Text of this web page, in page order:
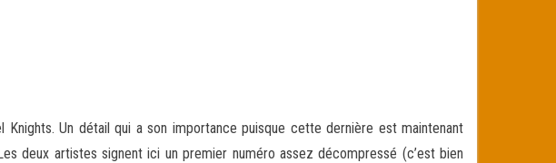
Un détail qui a son importance puisque cette dernière est maintenant
deux artistes signent ici un premier numéro assez décompressé (c’est bien